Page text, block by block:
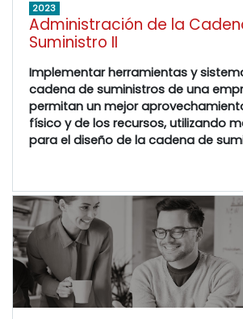
2023
Administración de la
Suministro II
Implementar herramientas y
cadena de suministros de una
permitan un mejor
físico y de los recursos, utilizando
para el diseño de la cadena de